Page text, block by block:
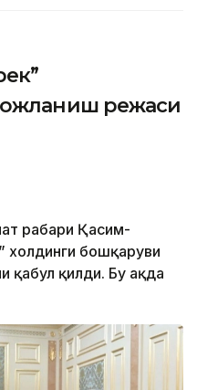
режаси
раҳбари Қасим-
холдинги бошқаруви
қилди. Бу ҳақда